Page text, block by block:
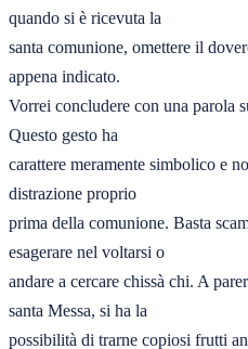
quando si è ricevuta la
santa comunione, omettere il
appena indicato.
Vorrei concludere con una parola
Questo gesto ha
carattere meramente simbolico e
distrazione proprio
prima della comunione. Basta
esagerare nel voltarsi o
andare a cercare chissà chi. A
santa Messa, si ha la
possibilità di trarne copiosi frutti